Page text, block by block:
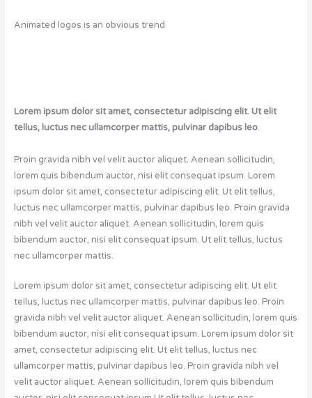
Animated logos is an obvious trend
Lorem ipsum dolor sit amet, consectetur adipiscing elit. Ut elit
tellus, luctus nec ullamcorper mattis, pulvinar dapibus leo.
Proin gravida nibh vel velit auctor aliquet. Aenean sollicitudin,
lorem quis bibendum auctor, nisi elit consequat ipsum. Lorem
ipsum dolor sit amet, consectetur adipiscing elit. Ut elit tellus,
luctus nec ullamcorper mattis, pulvinar dapibus leo. Proin gravida
nibh vel velit auctor aliquet. Aenean sollicitudin, lorem quis
bibendum auctor, nisi elit consequat ipsum. Ut elit tellus, luctus
nec ullamcorper mattis.
Lorem ipsum dolor sit amet, consectetur adipiscing elit. Ut elit
tellus, luctus nec ullamcorper mattis, pulvinar dapibus leo. Proin
gravida nibh vel velit auctor aliquet. Aenean sollicitudin, lorem quis
bibendum auctor, nisi elit consequat ipsum. Lorem ipsum dolor sit
amet, consectetur adipiscing elit. Ut elit tellus, luctus nec
ullamcorper mattis, pulvinar dapibus leo. Proin gravida nibh vel
velit auctor aliquet. Aenean sollicitudin, lorem quis bibendum